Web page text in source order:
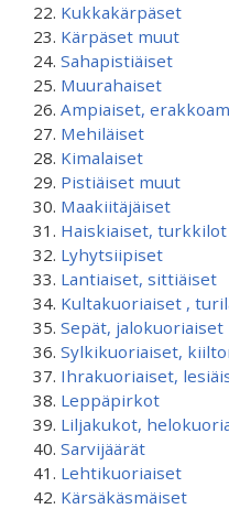
Kukkakärpäset
Kärpäset muut
Sahapistiäiset
Muurahaiset
Ampiaiset,
Mehiläiset
Kimalaiset
Pistiäiset muut
Maakiitäjäiset
Haiskiaiset,
Lyhytsiipiset
Lantiaiset, sittiäiset
Kultakuoriaiset ,
Sepät, jalokuoriaiset
Sylkikuoriaiset,
Ihrakuoriaiset,
Leppäpirkot
Liljakukot,
Sarvijäärät
Lehtikuoriaiset
Kärsäkäsmäiset